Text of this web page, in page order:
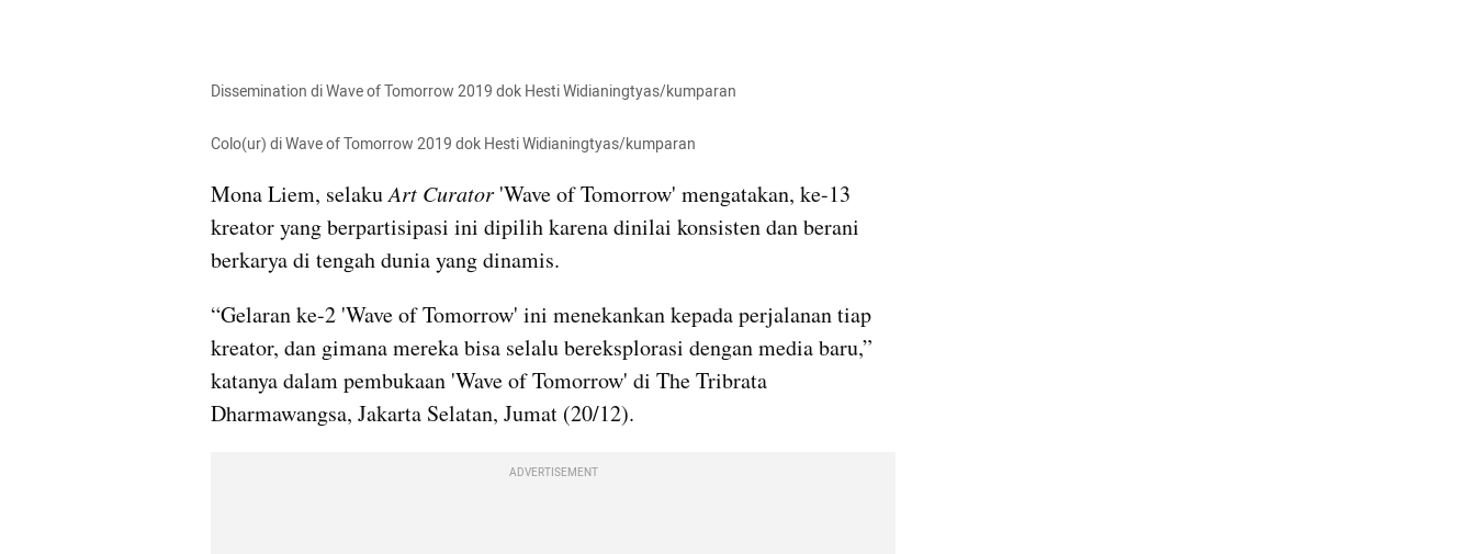
Dissemination di Wave of Tomorrow 2019 dok Hesti Widianingtyas/kumparan
Colo(ur) di Wave of Tomorrow 2019 dok Hesti Widianingtyas/kumparan
Mona Liem, selaku Art Curator 'Wave of Tomorrow' mengatakan, ke-13
kreator yang berpartisipasi ini dipilih karena dinilai konsisten dan berani
berkarya di tengah dunia yang dinamis.
“Gelaran ke-2 'Wave of Tomorrow' ini menekankan kepada perjalanan tiap
kreator, dan gimana mereka bisa selalu bereksplorasi dengan media baru,”
katanya dalam pembukaan 'Wave of Tomorrow' di The Tribrata
Dharmawangsa, Jakarta Selatan, Jumat (20/12).
ADVERTISEMENT